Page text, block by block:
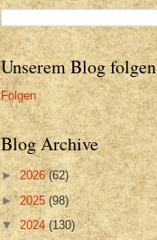
Unserem Blog folgen
Folgen
Blog Archive
►2026(62)
►2025(98)
▼2024(130)